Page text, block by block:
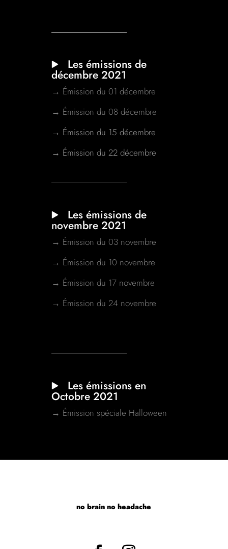
Les émissions de
décembre 2021
→ Émission du 01 décembre
→ Émission du 08 décembre
→ Émission du 15 décembre
→ Émission du 22 décembre
Les émissions de
novembre 2021
→ Émission du 03 novembre
→ Émission du 10 novembre
→ Émission du 17 novembre
→ Émission du 24 novembre
Les émissions en
Octobre 2021
→ Émission spéciale Halloween
no brain no headache